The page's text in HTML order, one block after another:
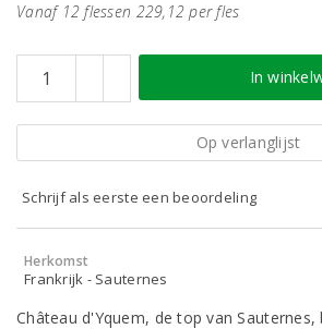
Vanaf 12 flessen 229,12 per fles
In
Op verlanglijst
Schrijf als eerste een beoordeling
Herkomst
Frankrijk - Sauternes
Château d'Yquem, de top van Sauternes,